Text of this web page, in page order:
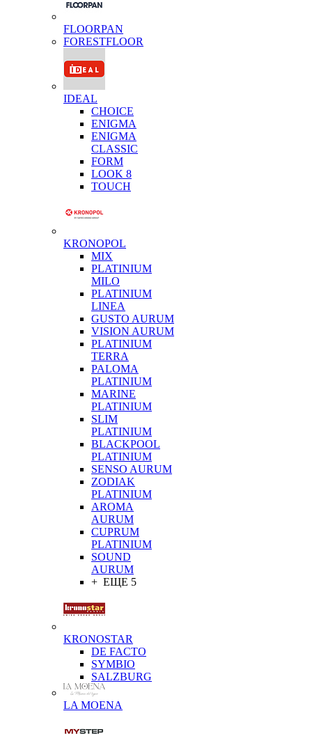
FLOORPAN
FORESTFLOOR
IDEAL
CHOICE
ENIGMA
ENIGMA
CLASSIC
FORM
LOOK 8
TOUCH
KRONOPOL
MIX
PLATINIUM
MILO
PLATINIUM
LINEA
GUSTO AURUM
VISION AURUM
PLATINIUM
TERRA
PALOMA
PLATINIUM
MARINE
PLATINIUM
SLIM
PLATINIUM
BLACKPOOL
PLATINIUM
SENSO AURUM
ZODIAK
PLATINIUM
AROMA
AURUM
CUPRUM
PLATINIUM
SOUND
AURUM
+ ЕЩЕ 5
KRONOSTAR
DE FACTO
SYMBIO
SALZBURG
LA MOENA